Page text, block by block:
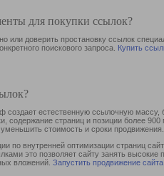
для покупки ссылок?
или доверить простановку ссылок
поискового запроса. Купить
создает естественную ссылочную
содержание страниц и позиции более
стоимость и сроки продвижения.
по внутренней оптимизации страниц
это позволяет сайту занять
вложений. Запустить продвижение сайта